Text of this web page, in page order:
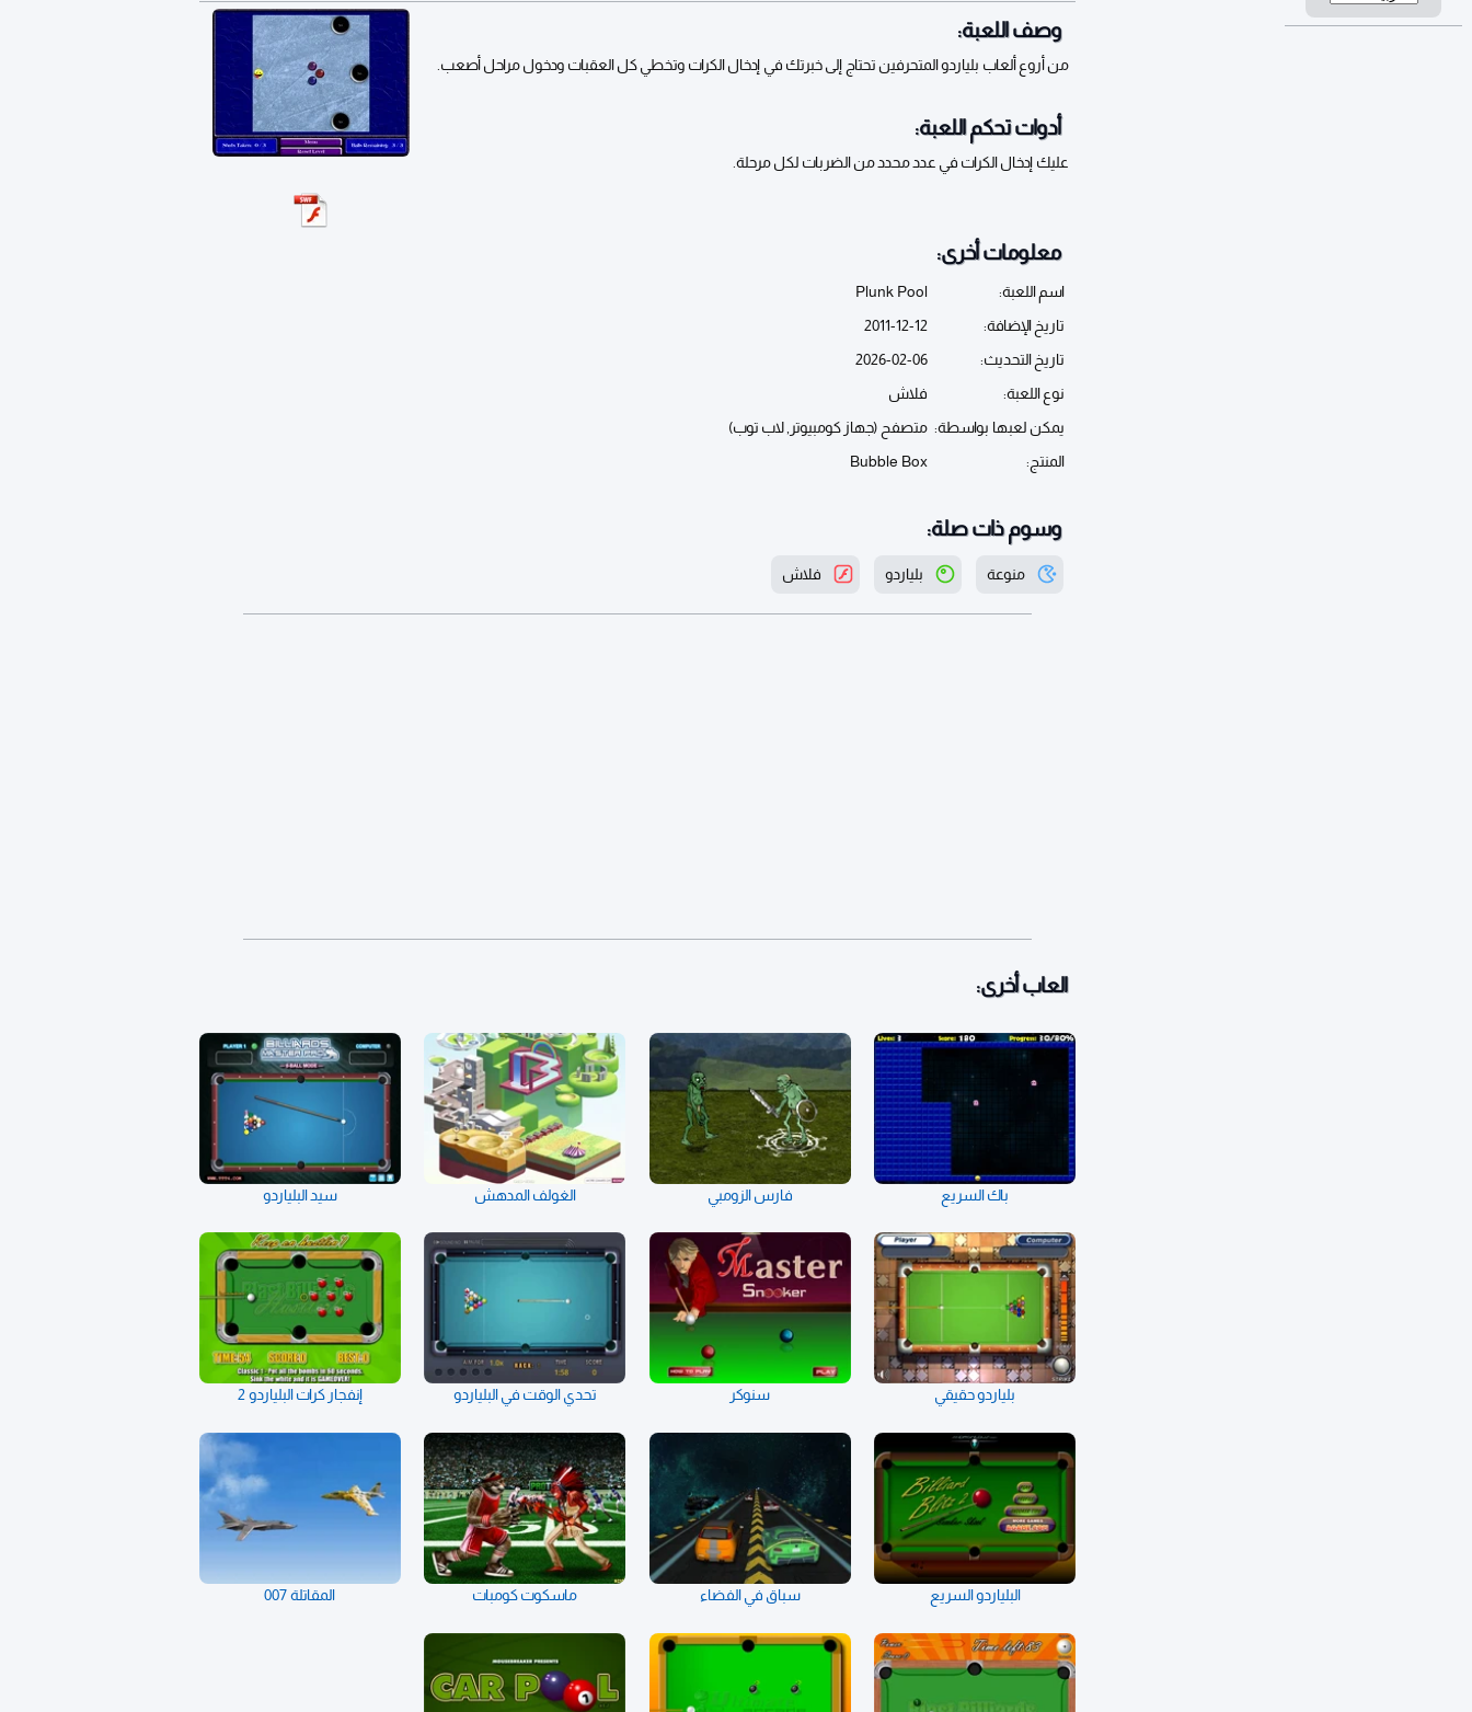
وصف اللعبة:
من أروع ألعاب بلياردو المتحرفين تحتاج إلى خبرتك في إدخال الكرات وتخطي كل العقبات ودخول مراحل أصعب.
أدوات تحكم اللعبة:
عليك إدخال الكرات في عدد محدد من الضربات لكل مرحلة.
معلومات أخرى:
اسم اللعبة:
Plunk Pool
تاريخ الإضافة:
2011-12-12
تاريخ التحديث:
2026-02-06
نوع اللعبة:
فلاش
يمكن لعبها بواسطة: متصفح (جهاز كومبيوتر, لاب توب)
المنتج:
Bubble Box
وسوم ذات صلة:
منوعة بلياردو فلاش
العاب أخرى:
باك السريع فارس الزومبي الغولف المدهش سيد البلياردو
بلياردو حقيقي سنوكر تحدي الوقت في البلياردو إنفجار كرات البلياردو 2
البلياردو السريع سباق في الفضاء ماسكوت كومبات المقاتلة 007